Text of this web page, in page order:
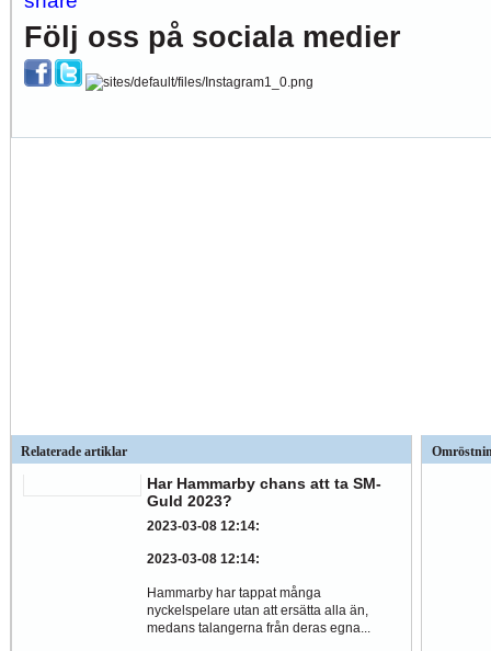
Följ oss på sociala medier
Relaterade artiklar
Har Hammarby chans att ta SM-
Guld 2023?
2023-03-08 12:14:
2023-03-08 12:14:
Hammarby har tappat många
nyckelspelare utan att ersätta alla än,
medans talangerna från deras egna...